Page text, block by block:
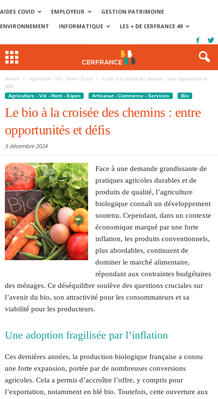
AIDES COVID EMPLOYEUR
GESTION PATRIMOINE
ENVIRONNEMENT
INFORMATIQUE LES + DE CERFRANCE 49
Accueil Agriculture - Viti - Horti - Equin
Le bio à la croisée des chemins : entre opportunités et
défis
Agriculture - Viti - Horti - Equin
Artisanat - Commerce - Services Bio
Le bio à la croisée des chemins : entre
opportunités et défis
5 décembre 2024
Face à une demande grandissante de
pratiques agricoles durables et de
produits de qualité, l’agriculture
biologique connaît un développement
soutenu. Cependant, dans un contexte
économique marqué par une forte
inflation, les produits conventionnels,
plus abordables, continuent de
dominer le marché alimentaire,
répondant aux contraintes budgétaires
des ménages. Ce déséquilibre soulève des questions cruciales sur
l’avenir du bio, son attractivité pour les consommateurs et sa
viabilité pour les producteurs.
Une adoption fragilisée par l’inflation
Ces dernières années, la production biologique française a connu
une forte expansion, portée par de nombreuses conversions
agricoles. Cela a permis d’accroître l’offre, y compris pour
l’exportation, notamment en blé bio. Toutefois, cette ouverture aux